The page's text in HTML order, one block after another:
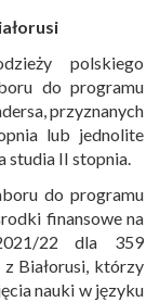
polskiego
do programu
przyznanych
lub jednolite
studia II stopnia.
do programu
finansowe na
22 dla 359
Białorusi, którzy
nauki w języku